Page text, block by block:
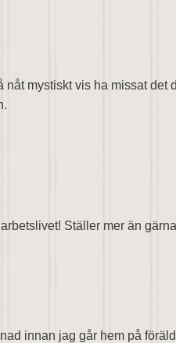
mystiskt vis ha missat det
Ställer mer än
innan jag går hem på